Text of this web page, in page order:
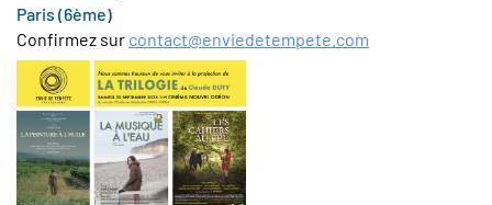
Paris (6ème)
Confirmez sur contact@enviedetempete.com